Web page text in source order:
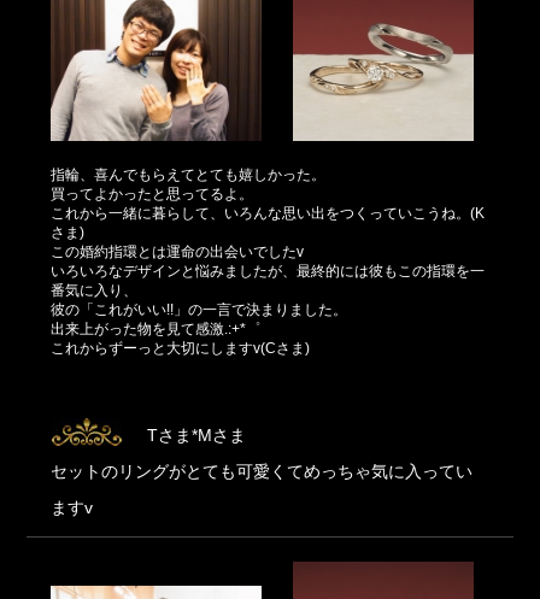
指輪、喜んでもらえてとても嬉しかった。
買ってよかったと思ってるよ。
これから一緒に暮らして、いろんな思い出をつくっていこうね。(K
さま)
この婚約指環とは運命の出会いでしたv
いろいろなデザインと悩みましたが、最終的には彼もこの指環を一
番気に入り、
彼の「これがいい!!」の一言で決まりました。
出来上がった物を見て感激.:+*゜
これからずーっと大切にしますv(Cさま)
Tさま*Mさま
セットのリングがとても可愛くてめっちゃ気に入ってい
ますv